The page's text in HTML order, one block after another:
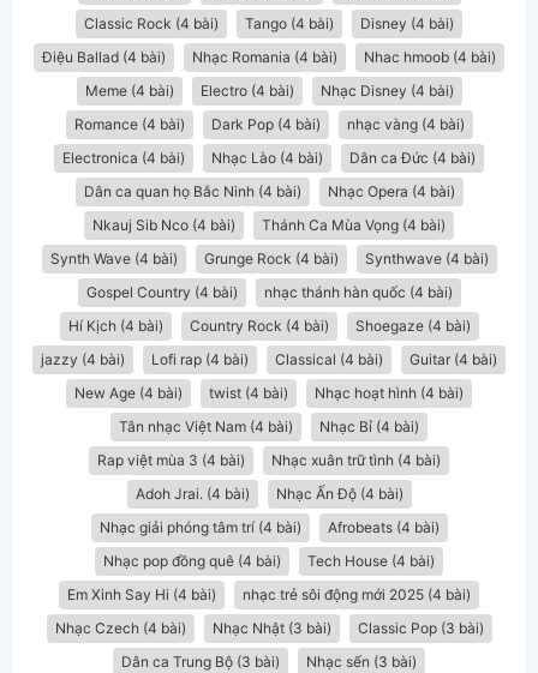
Classic Rock (4 bài)
Tango (4 bài)
Disney (4 bài)
Điệu Ballad (4 bài)
Nhạc Romania (4 bài)
Nhac hmoob (4 bài)
Meme (4 bài)
Electro (4 bài)
Nhạc Disney (4 bài)
Romance (4 bài)
Dark Pop (4 bài)
nhạc vàng (4 bài)
Electronica (4 bài)
Nhạc Lào (4 bài)
Dân ca Đức (4 bài)
Dân ca quan họ Bắc Ninh (4 bài)
Nhạc Opera (4 bài)
Nkauj Sib Nco (4 bài)
Thánh Ca Mùa Vọng (4 bài)
Synth Wave (4 bài)
Grunge Rock (4 bài)
Synthwave (4 bài)
Gospel Country (4 bài)
nhạc thánh hàn quốc (4 bài)
Hí Kịch (4 bài)
Country Rock (4 bài)
Shoegaze (4 bài)
jazzy (4 bài)
Lofi rap (4 bài) Classical (4 bài)
Guitar (4 bài)
New Age (4 bài)
twist (4 bài)
Nhạc hoạt hình (4 bài)
Tân nhạc Việt Nam (4 bài)
Nhạc Bỉ (4 bài)
Rap việt mùa 3 (4 bài)
Nhạc xuân trữ tình (4 bài)
Adoh Jrai. (4 bài)
Nhạc Ấn Độ (4 bài)
Nhạc giải phóng tâm trí (4 bài)
Afrobeats (4 bài)
Nhạc pop đồng quê (4 bài)
Tech House (4 bài)
Em Xinh Say Hi (4 bài)
nhạc trẻ sôi động mới 2025 (4 bài)
Nhạc Czech (4 bài)
Nhạc Nhật (3 bài)
Classic Pop (3 bài)
Dân ca Trung Bộ (3 bài)
Nhạc sến (3 bài)